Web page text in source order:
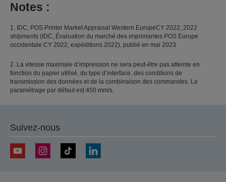
Notes :
1. IDC, POS Printer Market Appraisal Western EuropeCY 2022, 2022
shipments (IDC, Évaluation du marché des imprimantes POS Europe
occidentale CY 2022, expéditions 2022), publié en mai 2023
2. La vitesse maximale d’impression ne sera peut-être pas atteinte en
fonction du papier utilisé, du type d’interface, des conditions de
transmission des données et de la combinaison des commandes. Le
paramétrage par défaut est 450 mm/s.
Suivez-nous